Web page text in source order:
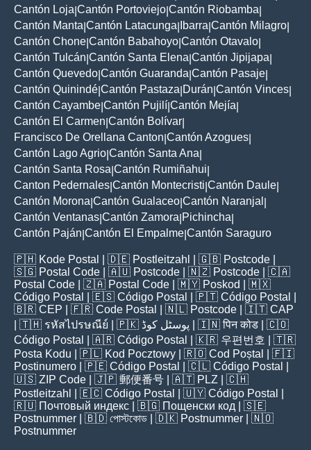
Cantón Loja Cantón Portoviejo Cantón Riobamba
Cantón Manta Cantón Latacunga Ibarra Cantón Milagro
Cantón Chone Cantón Babahoyo Cantón Otavalo
Cantón Tulcán Cantón Santa Elena Cantón Jipijapa
Cantón Quevedo Cantón Guaranda Cantón Pasaje
Cantón Quinindé Cantón Pastaza Durán Cantón Vinces
Cantón Cayambe Cantón Pujilí Cantón Mejía
Cantón El Carmen Cantón Bolívar
Francisco De Orellana Canton Cantón Azogues
Cantón Lago Agrio Cantón Santa Ana
Cantón Santa Rosa Cantón Rumiñahui
Canton Pedernales Cantón Montecristi Cantón Daule
Cantón Morona Cantón Gualaceo Cantón Naranjal
Cantón Ventanas Cantón Zamora Pichincha
Cantón Paján Cantón El Empalme Cantón Saraguro
🇵🇭 Kode Postal | 🇩🇪 Postleitzahl | 🇬🇧 Postcode
🇸🇬 Postal Code | 🇦🇺 Postcode | 🇳🇿 Postcode | 🇨🇦
Postal Code | 🇿🇦 Postal Code | 🇲🇾 Poskod
| 🇲🇽
Código Postal
| 🇪🇸 Código Postal | 🇵🇹 Código Postal
🇧🇷 CEP | 🇫🇷 Code Postal | 🇳🇱 Postcode | 🇮🇹 CAP
| 🇹🇭 รหัสไปรษณีย์ | 🇵🇰 پوسٹل کوڈ | 🇮🇳पिन कोड | 🇨🇴
Código Postal
| 🇦🇷 Código Postal | 🇰🇷 우편번호
| 🇹🇷
Posta Kodu | 🇵🇱 Kod Pocztowy | 🇷🇴 Cod Poștal
| 🇫🇮
Postinumero | 🇵🇪 Código Postal | 🇨🇱 Código Postal
🇺🇸 ZIP Code | 🇯🇵 郵便番号 | 🇦🇹 PLZ | 🇨🇭
Postleitzahl
| 🇪🇨 Código Postal | 🇺🇾 Código Postal
🇷🇺 Почтовый индекс | 🇧🇬 Пощенски код | 🇸🇪
Postnummer | 🇧🇩 পোস্টকোড | 🇩🇰 Postnummer | 🇳🇴
Postnummer